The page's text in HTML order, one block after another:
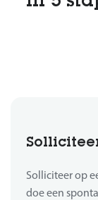
Solliciteer op
doe een